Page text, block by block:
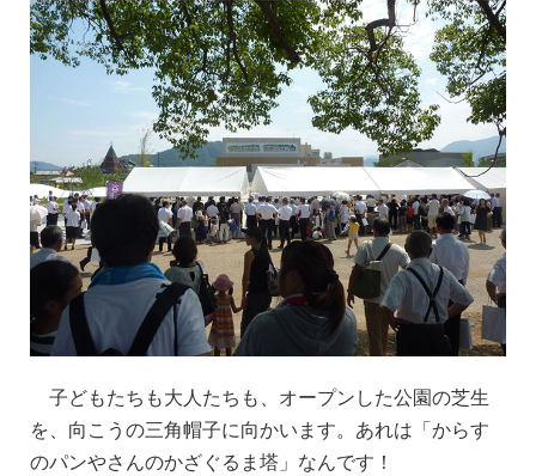
子どもたちも大人たちも、オープンした公園の芝生
を、向こうの三角帽子に向かいます。 あれは「からす
のパンやさんのかざぐるま塔」なんです！